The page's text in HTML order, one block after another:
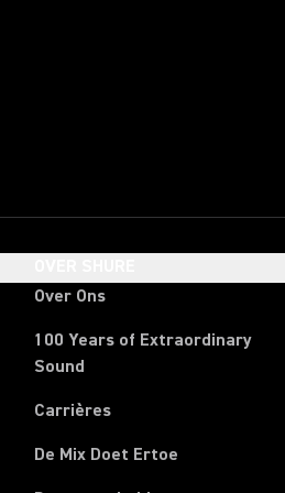
Over Ons
100 Years of Extraordinary
Sound
Carrières
De Mix Doet Ertoe